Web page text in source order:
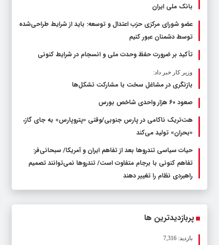
بانک ملی ایران
عضو شورای مرکزی حزب اعتدال و توسعه: باید از شرایط طراحی‌شده
توسط دشمنان عبور کنیم
تأکید بر ضرورت حفظ وحدت ملی و انسجام در شرایط کنونی
وزیر کار خبر داد:
بازنگری در مشاغل سخت با مشارکت تشکل‌ها
صعود ۶۰ هزار واحدی شاخص بورس
هت‌تریک ناکامی در پارس جنوبی/وقتی «پتروپارس» به جای گاز،
«بحران» تولید می‌کند
حیات سیاسی تندروها بعد از تفاهم ایران و آمریکا/ سبحانی‌فر:
تفاهم کنونی با برجام متفاوت است/ تندروها نمی‌توانند تصمیم
راهبردی نظام را تغییر دهند
پربازدیدترین ها
بازدید: 7,316